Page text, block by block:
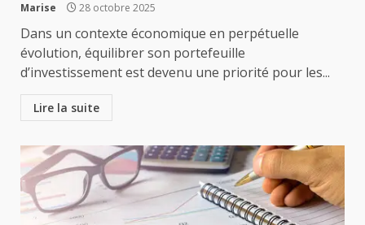
Marise 28 octobre 2025
Dans un contexte économique en perpétuelle
évolution, équilibrer son portefeuille
d’investissement est devenu une priorité pour les...
Lire la suite